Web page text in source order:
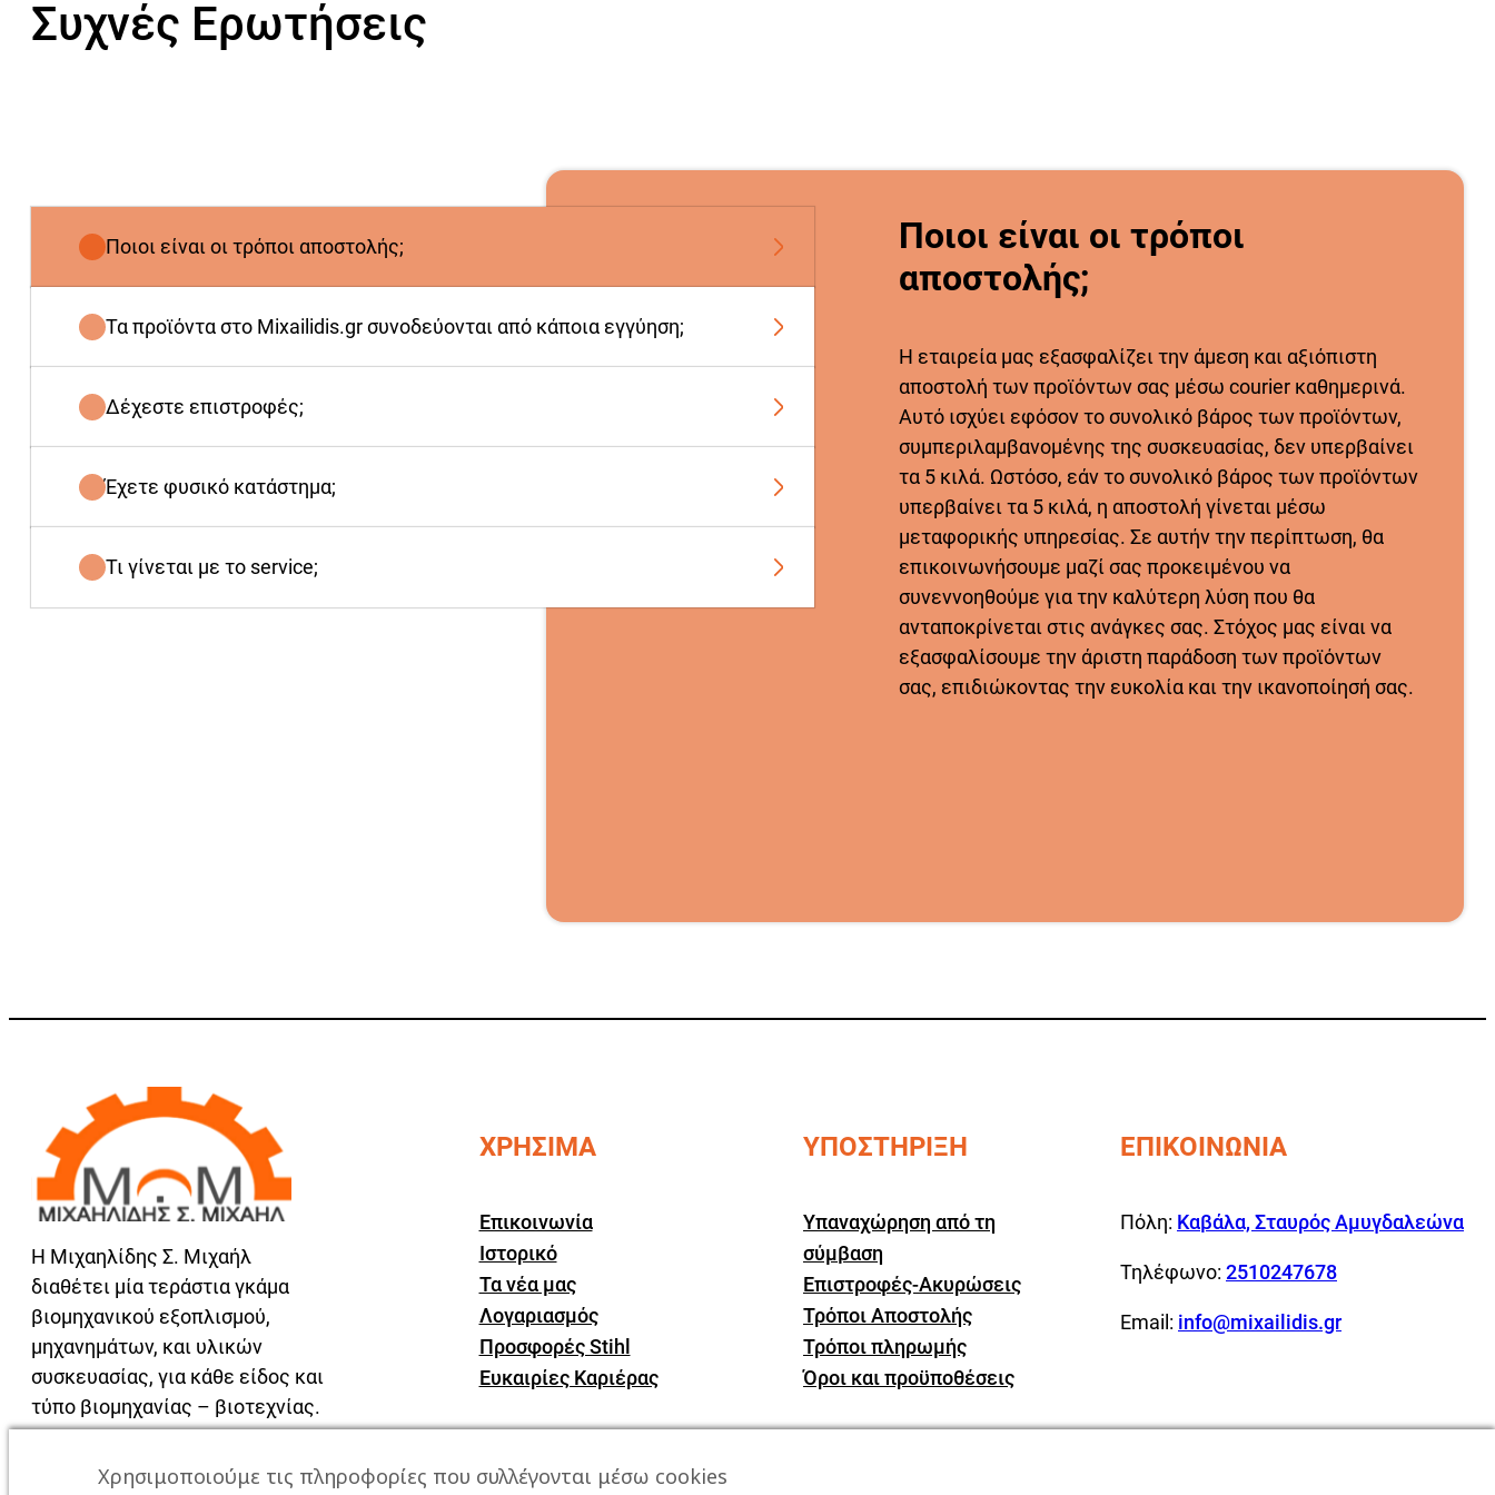
Συχνές Ερωτήσεις
Ποιοι είναι οι τρόποι αποστολής;
Η εταιρεία μας εξασφαλίζει την άμεση και αξιόπιστη
αποστολή των προϊόντων σας μέσω courier καθημερινά.
Αυτό ισχύει εφόσον το συνολικό βάρος των προϊόντων,
συμπεριλαμβανομένης της συσκευασίας, δεν υπερβαίνει
τα 5 κιλά. Ωστόσο, εάν το συνολικό βάρος των προϊόντων
υπερβαίνει τα 5 κιλά, η αποστολή γίνεται μέσω
μεταφορικής υπηρεσίας. Σε αυτήν την περίπτωση, θα
επικοινωνήσουμε μαζί σας προκειμένου να
συνεννοηθούμε για την καλύτερη λύση που θα
ανταποκρίνεται στις ανάγκες σας. Στόχος μας είναι να
εξασφαλίσουμε την άριστη παράδοση των προϊόντων
σας, επιδιώκοντας την ευκολία και την ικανοποίησή σας.
Ποιοι είναι οι τρόποι
αποστολής;
Τα προϊόντα στο Mixailidis.gr συνοδεύονται από κάποια εγγύηση;
Δέχεστε επιστροφές;
Έχετε φυσικό κατάστημα;
Τι γίνεται με το service;
Η Μιχαηλίδης Σ. Μιχαήλ
διαθέτει μία τεράστια γκάμα
βιομηχανικού εξοπλισμού,
μηχανημάτων, και υλικών
συσκευασίας, για κάθε είδος και
τύπο βιομηχανίας – βιοτεχνίας.
ΧΡΗΣΙΜΑ
Επικοινωνία
Ιστορικό
Τα νέα μας
Λογαριασμός
Προσφορές Stihl
Ευκαιρίες Καριέρας
ΥΠΟΣΤΗΡΙΞΗ
Υπαναχώρηση από τη
σύμβαση
Επιστροφές-Ακυρώσεις
Τρόποι Αποστολής
Τρόποι πληρωμής
Όροι και προϋποθέσεις
ΕΠΙΚΟΙΝΩΝΙΑ
Πόλη: Καβάλα, Σταυρός Αμυγδαλεώνα
Τηλέφωνο: 2510247678
Email: info@mixailidis.gr
Χρησιμοποιούμε τις πληροφορίες που συλλέγονται μέσω cookies